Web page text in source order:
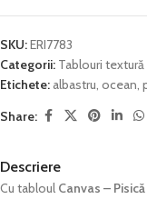
SKU:ERI7783
Categorii: Tablouri textură
Etichete: albastru, ocean,
Share:
Descriere
Cu tabloul Canvas –